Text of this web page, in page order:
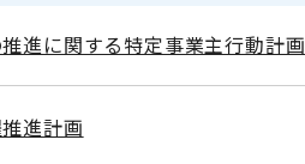
進に関する特定事業主行動計画
進計画